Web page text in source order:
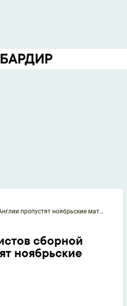
Восемь футболистов сборной Англии пропустят ноябрьские матчи
сборной
ноябрьские